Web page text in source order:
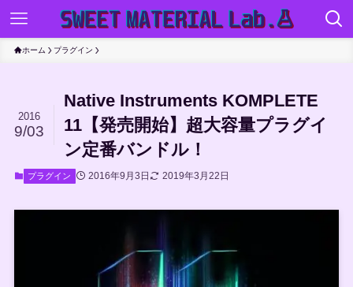
ホーム プラグイン
Native Instruments KOMPLETE
11【発売開始】超大容量プラグイ
ン定番バンドル！
2016
9/03
プラグイン 2016年9月3日 2019年3月22日